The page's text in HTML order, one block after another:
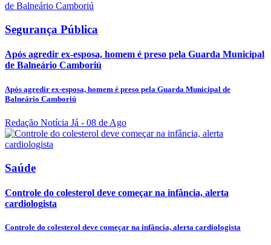
Segurança Pública
Após agredir ex-esposa, homem é preso pela Guarda Municipal
de Balneário Camboriú
Após agredir ex-esposa, homem é preso pela Guarda Municipal de
Balneário Camboriú
Redação Notícia Já - 08 de Ago
Saúde
Controle do colesterol deve começar na infância, alerta
cardiologista
Controle do colesterol deve começar na infância, alerta cardiologista